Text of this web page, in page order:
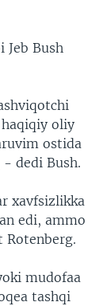
Bush
oliy
ostida
dedi Bush.
xavfsizlikka
edi, ammo
Rotenberg.
mudofaa
tashqi